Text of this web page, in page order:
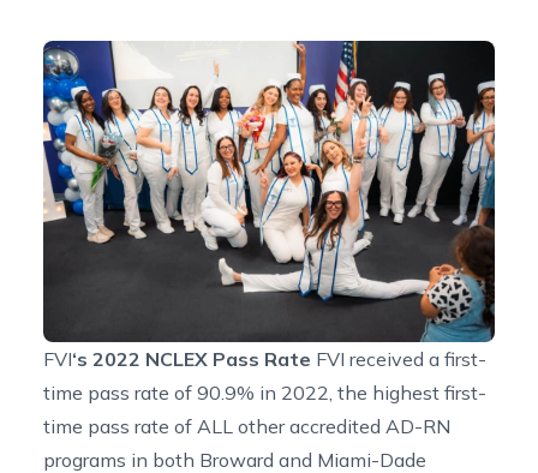
FVI‘s 2022 NCLEX Pass Rate FVI received a first-
time pass rate of 90.9% in 2022, the highest first-
time pass rate of ALL other accredited AD-RN
programs in both Broward and Miami-Dade